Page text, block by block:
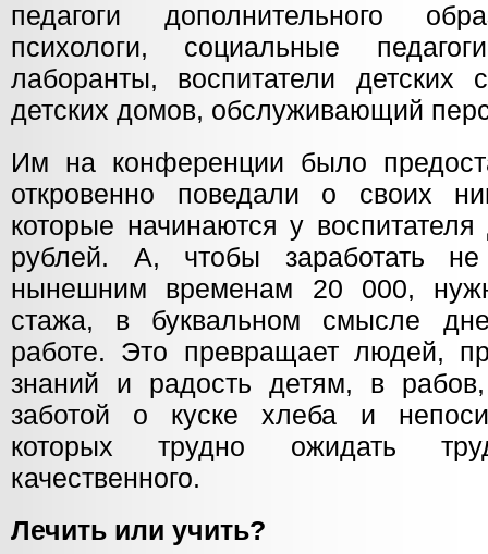
педагоги дополнительного
психологи, социальные
лаборанты, воспитатели детских
детских домов, обслуживающий
Им на конференции было
откровенно поведали о своих
которые начинаются у
рублей. А, чтобы заработать
нынешним временам 20 000,
стажа, в буквальном смысле
работе. Это превращает людей,
знаний и радость детям, в
заботой о куске хлеба и
которых трудно ожидать
качественного.
Лечить или учить?